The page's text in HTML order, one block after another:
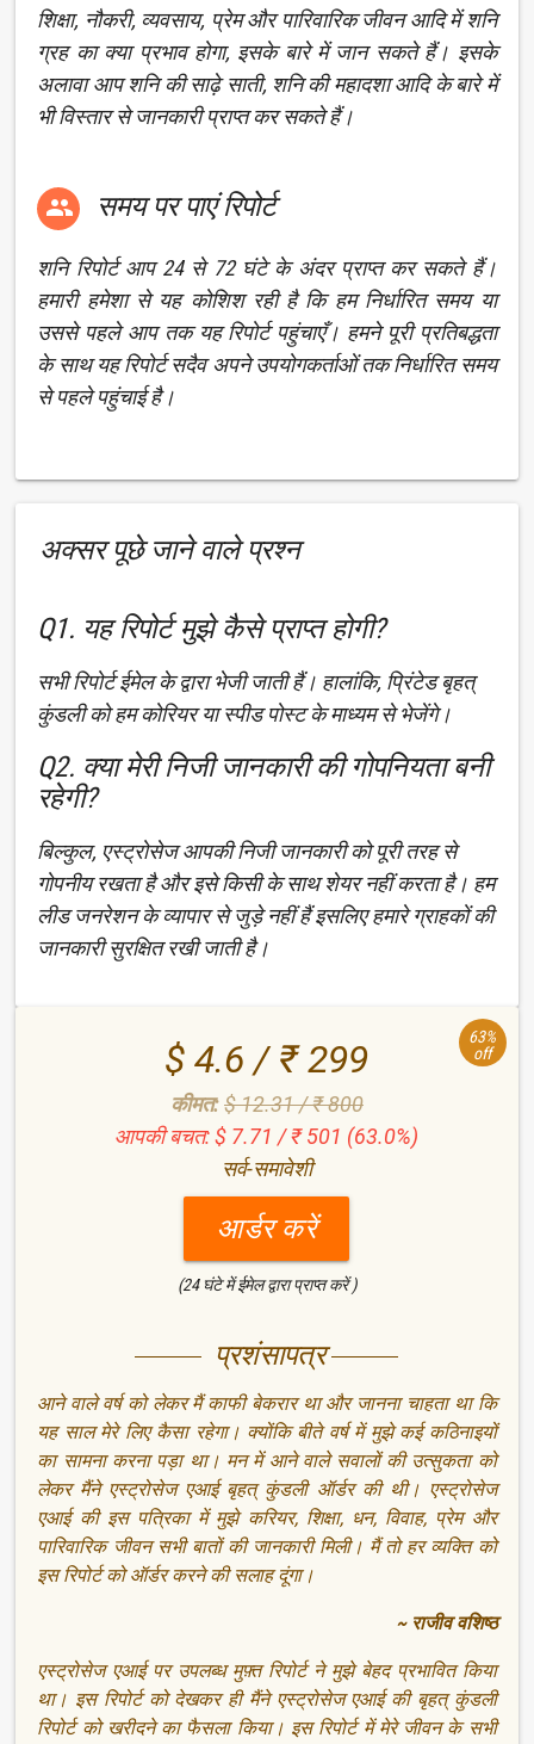
शिक्षा, नौकरी, व्यवसाय, प्रेम और पारिवारिक जीवन आदि में शनि
ग्रह का क्या प्रभाव होगा, इसके बारे में जान सकते हैं। इसके
अलावा आप शनि की साढ़े साती, शनि की महादशा आदि के बारे में
भी विस्तार से जानकारी प्राप्त कर सकते हैं।
 समय पर पाएं रिपोर्ट
शनि रिपोर्ट आप 24 से 72 घंटे के अंदर प्राप्त कर सकते हैं।
हमारी हमेशा से यह कोशिश रही है कि हम निर्धारित समय या
उससे पहले आप तक यह रिपोर्ट पहुंचाएँ। हमने पूरी प्रतिबद्धता
के साथ यह रिपोर्ट सदैव अपने उपयोगकर्ताओं तक निर्धारित समय
से पहले पहुंचाई है।
अक्सर पूछे जाने वाले प्रश्न
Q1. यह रिपोर्ट मुझे कैसे प्राप्त होगी?
सभी रिपोर्ट ईमेल के द्वारा भेजी जाती हैं। हालांकि, प्रिंटेड बृहत्
कुंडली को हम कोरियर या स्पीड पोस्ट के माध्यम से भेजेंगे।
Q2. क्या मेरी निजी जानकारी की गोपनियता बनी
रहेगी?
बिल्कुल, एस्ट्रोसेज आपकी निजी जानकारी को पूरी तरह से
गोपनीय रखता है और इसे किसी के साथ शेयर नहीं करता है। हम
लीड जनरेशन के व्यापार से जुड़े नहीं हैं इसलिए हमारे ग्राहकों की
जानकारी सुरक्षित रखी जाती है।
63%
off
$ 4.6 / ₹ 299
कीमत:$ 12.31 / ₹ 800
आपकी बचत: $ 7.71 / ₹ 501 (63.0%)
सर्व-समावेशी
आर्डर करें
(24 घंटे में ईमेल द्वारा प्राप्त करें )
प्रशंसापत्र
आने वाले वर्ष को लेकर मैं काफी बेकरार था और जानना चाहता था कि
यह साल मेरे लिए कैसा रहेगा। क्योंकि बीते वर्ष में मुझे कई कठिनाइयों
का सामना करना पड़ा था। मन में आने वाले सवालों की उत्सुकता को
लेकर मैंने एस्ट्रोसेज एआई बृहत् कुंडली ऑर्डर की थी। एस्ट्रोसेज
एआई की इस पत्रिका में मुझे करियर, शिक्षा, धन, विवाह, प्रेम और
पारिवारिक जीवन सभी बातों की जानकारी मिली। मैं तो हर व्यक्ति को
इस रिपोर्ट को ऑर्डर करने की सलाह दूंगा।
~ राजीव वशिष्ठ
एस्ट्रोसेज एआई पर उपलब्ध मुफ़्त रिपोर्ट ने मुझे बेहद प्रभावित किया
था। इस रिपोर्ट को देखकर ही मैंने एस्ट्रोसेज एआई की बृहत् कुंडली
रिपोर्ट को खरीदने का फैसला किया। इस रिपोर्ट में मेरे जीवन के सभी